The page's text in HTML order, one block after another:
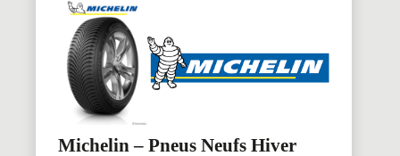
Michelin – Pneus Neufs Hiver